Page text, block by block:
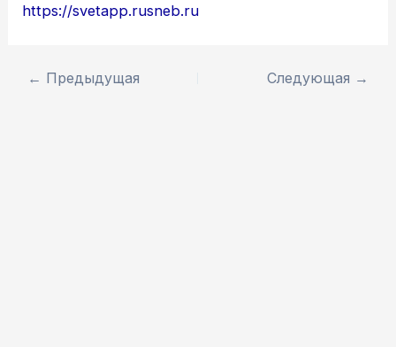
https://svetapp.rusneb.ru
← Предыдущая Следующая →